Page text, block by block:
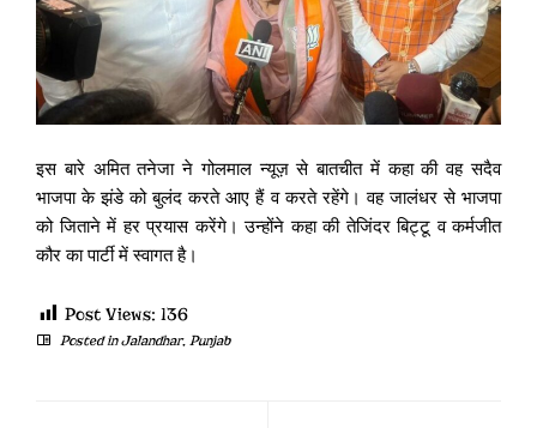
इस बारे अमित तनेजा ने गोलमाल न्यूज़ से बातचीत में कहा की वह सदैव
भाजपा के झंडे को बुलंद करते आए हैं व करते रहेंगे। वह जालंधर से भाजपा
को जिताने में हर प्रयास करेंगे। उन्होंने कहा की तेजिंदर बिट्टू व कर्मजीत
कौर का पार्टी में स्वागत है।
Post Views: 136
Posted inJalandhar, Punjab